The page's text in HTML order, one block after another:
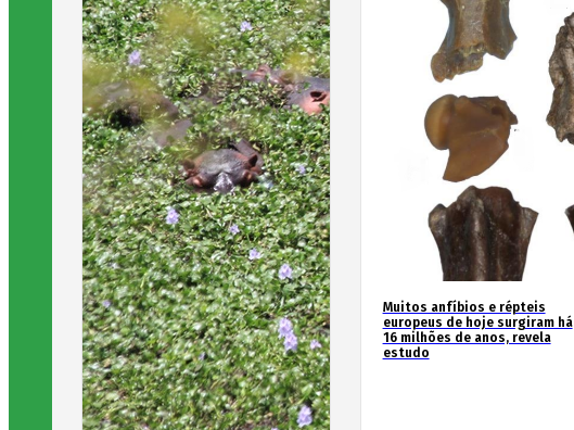
Muitos anfíbios e répteis
europeus de hoje surgiram há
16 milhões de anos, revela
estudo